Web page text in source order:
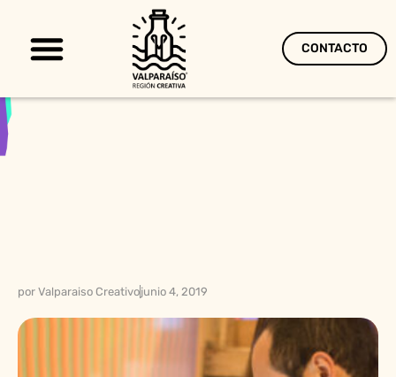
CONTACTO
por Valparaiso Creativojunio 4, 2019